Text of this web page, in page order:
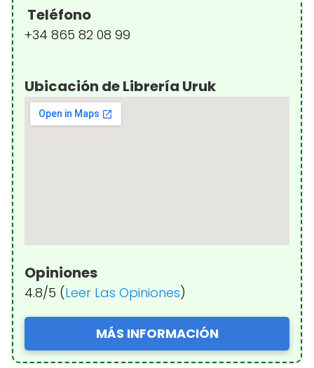
Teléfono
+34 865 82 08 99
Ubicación de Librería Uruk
Opiniones
4.8/5 (Leer Las Opiniones)
MÁS INFORMACIÓN